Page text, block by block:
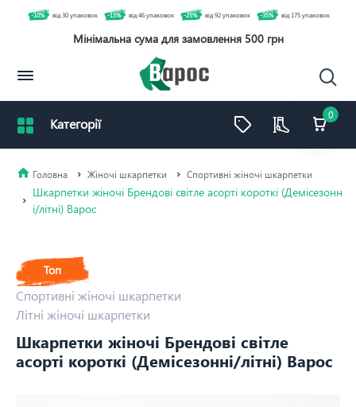
0
-10% від 30 упаковок -15% від 46 упаковок -25% від 92 упаковок -35% від 175 упаковок
Мінімальна сума для замовлення 500 грн
Жіночі шкарпетки Спортивні жіночі шкарпетки
Шкарпетки жіночі Брендові світле асорті короткі (Демісезонн
і/літні) Варос
Топ
Спортивні жіночі шкарпетки
Літні жіночі шкарпетки
Шкарпетки жіночі Брендові світле
асорті короткі (Демісезонні/літні) Варос